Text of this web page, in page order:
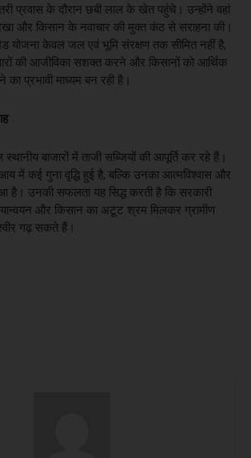
प्रवास के दौरान छबी लाल के खेत पहुंचे। उन्होंने वहां
और किसान के नवाचार की मुक्त कंठ से सराहना की।
योजना केवल जल एवं भूमि संरक्षण तक सीमित नहीं है,
की आजीविका सशक्त करने और किसानों को आर्थिक
प्रभावी माध्यम बन रही है।
बाजारों में ताजी सब्जियों की आपूर्ति कर रहे हैं।
कई गुना वृद्धि हुई है, बल्कि उनका आत्मविश्वास और
है। उनकी सफलता यह सिद्ध करती है कि सरकारी
और किसान का अटूट श्रम मिलकर ग्रामीण
गढ़ सकते हैं।